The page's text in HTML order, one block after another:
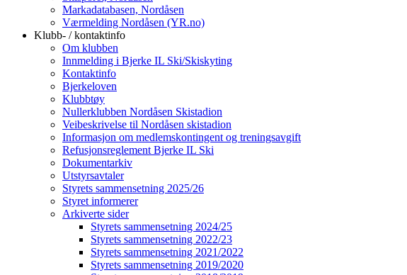
Markadatabasen, Nordåsen
Værmelding Nordåsen (YR.no)
Klubb- / kontaktinfo
Om klubben
Innmelding i Bjerke IL Ski/Skiskyting
Kontaktinfo
Bjerkeloven
Klubbtøy
Nullerklubben Nordåsen Skistadion
Veibeskrivelse til Nordåsen skistadion
Informasjon om medlemskontingent og treningsavgift
Refusjonsreglement Bjerke IL Ski
Dokumentarkiv
Utstyrsavtaler
Styrets sammensetning 2025/26
Styret informerer
Arkiverte sider
Styrets sammensetning 2024/25
Styrets sammensetning 2022/23
Styrets sammensetning 2021/2022
Styrets sammensetning 2019/2020